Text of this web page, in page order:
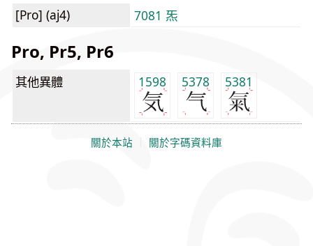
[Pro] (aj4) 7081 炁
Pro, Pr5, Pr6
其他異體 1598 5378 5381
關於本站 關於字碼資料庫